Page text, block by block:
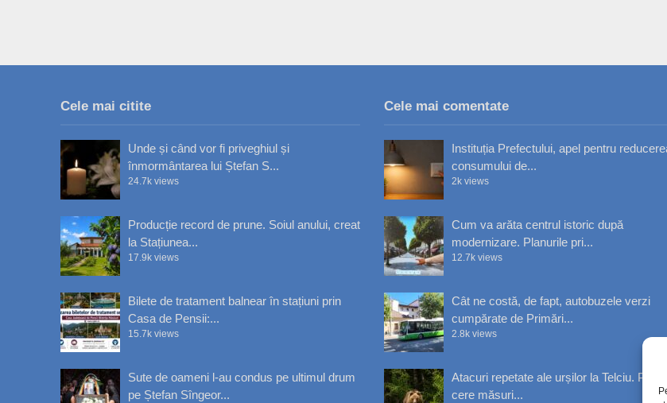
Cele mai citite
Unde și când vor fi priveghiul și
înmormântarea lui Ștefan S...
24.7k views
Producție record de prune. Soiul anului, creat
la Stațiunea...
17.9k views
Bilete de tratament balnear în stațiuni prin
Casa de Pensii:...
15.7k views
Sute de oameni l-au condus pe ultimul drum
pe Ștefan Sîngeor...
Cele mai comentate
Instituția Prefectului, apel pentru
consumului de...
2k views
Cum va arăta centrul istoric după
modernizare. Planurile pri...
12.7k views
Cât ne costă, de fapt, autobuzele verzi
cumpărate de Primări...
2.8k views
Atacuri repetate ale urșilor la Telciu.
cere măsuri...